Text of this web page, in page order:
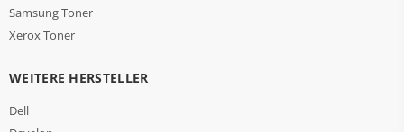
Samsung Toner
Xerox Toner
WEITERE HERSTELLER
Dell